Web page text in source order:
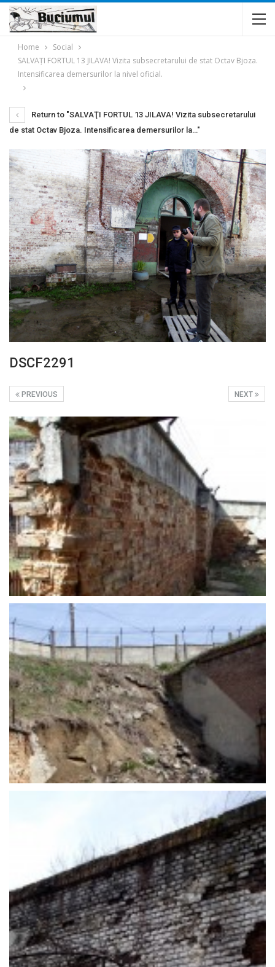
Home
Social
SALVAŢI FORTUL 13 JILAVA! Vizita subsecretarului de stat Octav Bjoza.
Intensificarea demersurilor la nivel oficial.
Return to "SALVAŢI FORTUL 13 JILAVA! Vizita subsecretarului
de stat Octav Bjoza. Intensificarea demersurilor la…"
DSCF2291
NEXT
PREVIOUS